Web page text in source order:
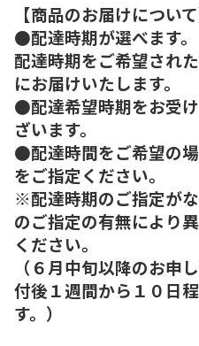
【商品のお届けについて
●配達時期が選べます。
配達時期をご希望され
にお届けいたします。
●配達希望時期をお受
ざいます。
●配達時間をご希望の
をご指定ください。
※配達時期のご指定が
のご指定の有無により
ください。
（６月中旬以降のお申
付後１週間から１０日
す。）